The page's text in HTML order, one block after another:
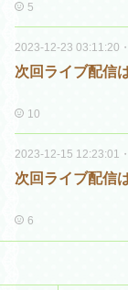
5
2023-12-23 03:11:20 ・
次回ライブ配信
10
2023-12-15 12:23:01 ・
次回ライブ配信
6